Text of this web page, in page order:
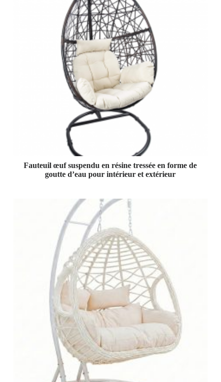
Fauteuil œuf suspendu en résine tressée en forme de
goutte d’eau pour intérieur et extérieur